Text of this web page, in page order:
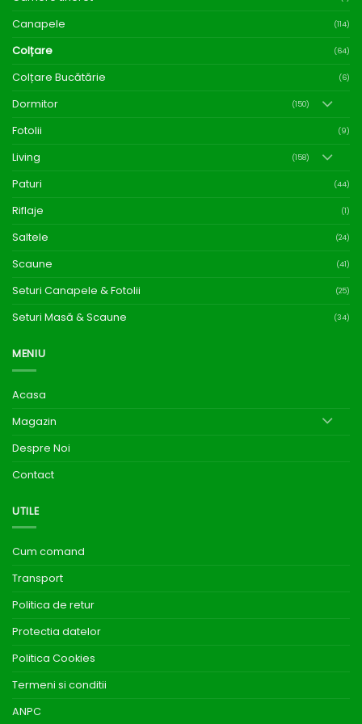
Canapele (114)
Colțare (64)
Colțare Bucătărie (6)
Dormitor (150)
Fotolii (9)
Living (158)
Paturi (44)
Riflaje (1)
Saltele (24)
Scaune (41)
Seturi Canapele & Fotolii (25)
Seturi Masă & Scaune (34)
MENIU
Acasa
Magazin
Despre Noi
Contact
UTILE
Cum comand
Transport
Politica de retur
Protectia datelor
Politica Cookies
Termeni si conditii
ANPC